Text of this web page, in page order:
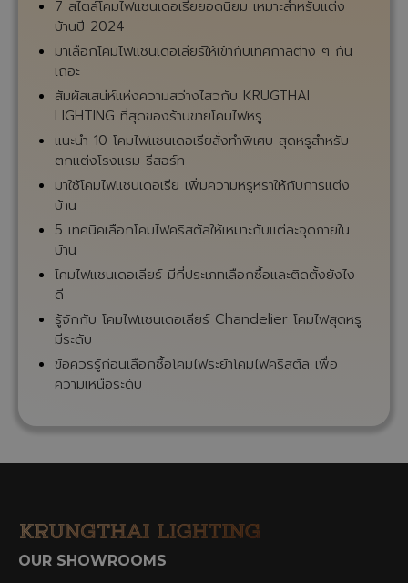
2025 ที่พึ่งจะเริ่มต้นนี้
เลือกโคมไฟประดับห้องรับแขกเพื่อต้อนรับเทศกาลแห่ง
ความสุขปลายปี-ต้นปีที่กำลังใกล้เข้ามา
โคมไฟติดโถงสูง: ปัจจัยสำคัญที่ควรคำนึงถึง
การเลือกโคมไฟห้องรับประทานอาหารให้เหมาะสมกับรูป
ทรงของโต๊ะทานข้าว และบรรยากาศตกแต่งภายในโดย
รวม
สั่งทำโคมไฟพิเศษ เพื่อสะท้อนความเป็นตัวตนของ
เจ้าของสถานที่
เคล็ดลับการเลือกโคมไฟแชนเดอร์เลียร์เพื่อความสิริ
มงคล เพิ่มพูนโชคลาภ หรือเลือกสรรตามราศีของท่าน
เทรนด์สีสำหรับโคมไฟระย้าตกแต่งภายในปี 2024
รู้หรือไม่? ประเภทวัสดุที่นิยมใช้ทำโคมไฟระย้าแชนเดอเรีย
มีอะไรบ้าง
แชร์การดูแลรักษาโคมไฟระย้าคริสตัล ให้สะอาดสวยใส
เหมือนใหม่ใช้ได้ยาวนาน
Lighting Trend 2024 เปิดเทรนด์โคมไฟให้แสงสว่าง
แบบไหนมาแรง
บ้านปี 2024
มาเลือกโคมไฟแชนเดอเลียร์ให้เข้ากับเทศกาลต่าง ๆ กัน
LIGHTING ที่สุดของร้านขายโคมไฟหรู
ตกแต่งโรงแรม รีสอร์ท